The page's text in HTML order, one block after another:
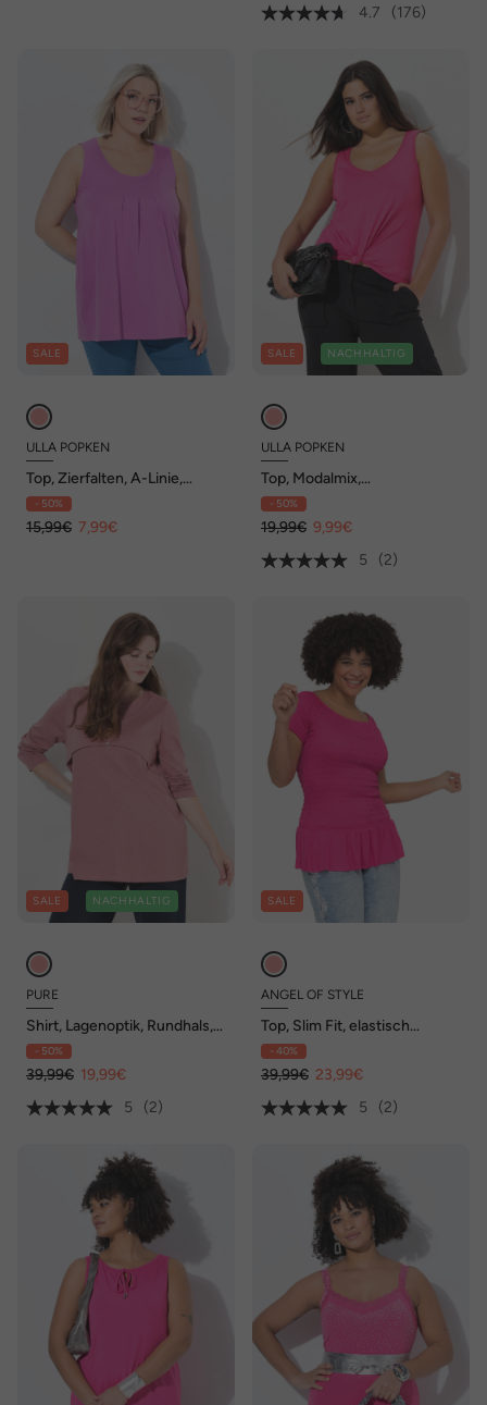
4.7
(176)
SALE
ULLA POPKEN
Top, Zierfalten, A-Linie,
Rundhals, ärmellos, Modal
- 50%
15,99€ 7,99€
SALE NACHHALTIG
ULLA POPKEN
Top, Modalmix,
Herzausschnitt, ärmellos
- 50%
19,99€ 9,99€
5
(2)
SALE NACHHALTIG
PURE
Shirt, Lagenoptik, Rundhals,
Langarm, Biobaumwolle
- 50%
39,99€ 19,99€
5
(2)
SALE
ANGEL OF STYLE
Top, Slim Fit, elastisch
gesmokt, Halbarm, Volant
- 40%
39,99€ 23,99€
5
(2)